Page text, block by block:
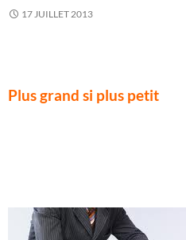
17 JUILLET 2013
Plus grand si plus petit